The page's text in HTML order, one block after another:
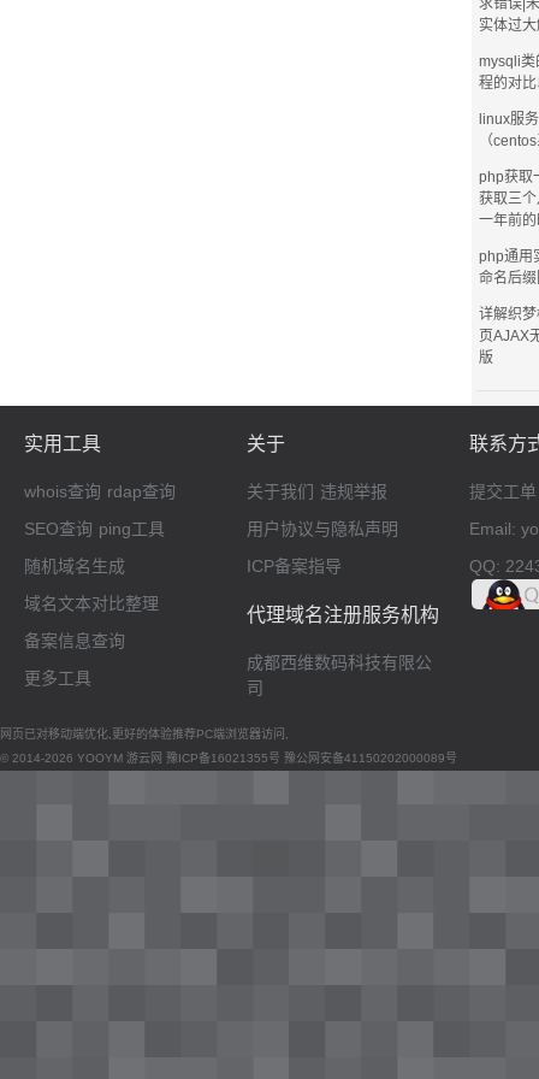
求错误|
实体过
mysqli类
程的对
linux服
（
php获取
获取三
一年前
php通用
命名后
详解织
页AJAX
版
实用工具
whois查询 rdap查询
SEO查询 ping工具
随机域名生成
域名文本对比整理
备案信息查询
更多工具
关于
关于我们 违规举报
用户协议与隐私声明
ICP备案指导
代理域名注册服务机构
成都西维数码科技有限公
司
联系方
提交工单
Email:
QQ:
网页已对移动端优化,更好的体验推荐PC端浏览器访问,
© 2014-2026 YOOYM 游云网 豫ICP备16021355号 豫公网安备41150202000089号